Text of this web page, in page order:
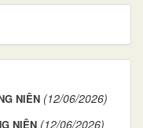
NIÊN (12/06/2026)
NIÊN (12/06/2026)